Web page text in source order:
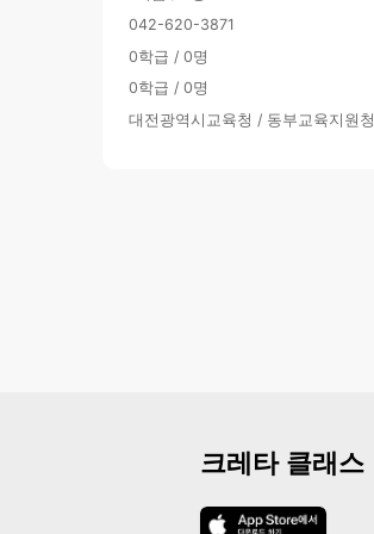
042-620-3871
0학급 / 0명
0학급 / 0명
대전광역시교육청 / 동부교육지원청
크레타 클래스